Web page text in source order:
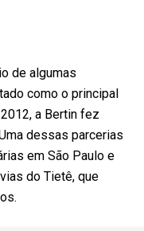
de algumas
como o principal
a Bertin fez
dessas parcerias
em São Paulo e
do Tietê, que